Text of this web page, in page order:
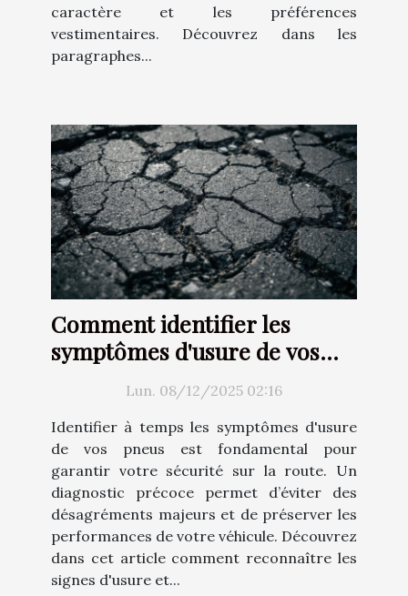
caractère et les préférences
vestimentaires. Découvrez dans les
paragraphes...
Comment identifier les
symptômes d'usure de vos
pneus ?Lun. 08/12/2025 02:16
Identifier à temps les symptômes d'usure
de vos pneus est fondamental pour
garantir votre sécurité sur la route. Un
diagnostic précoce permet d’éviter des
désagréments majeurs et de préserver les
performances de votre véhicule. Découvrez
dans cet article comment reconnaître les
signes d'usure et...